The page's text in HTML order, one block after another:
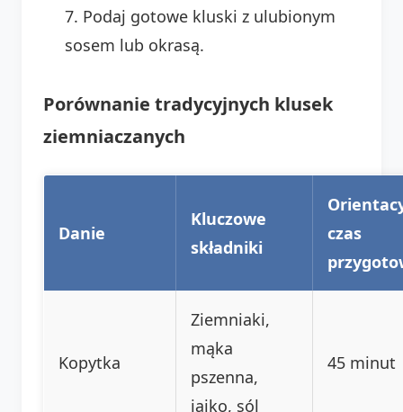
Podaj gotowe kluski z ulubionym
sosem lub okrasą.
Porównanie tradycyjnych klusek
ziemniaczanych
Danie
Kluczowe
składniki
czas
Kopytka
Ziemniaki,
mąka
pszenna,
jajko, sól
45 minut